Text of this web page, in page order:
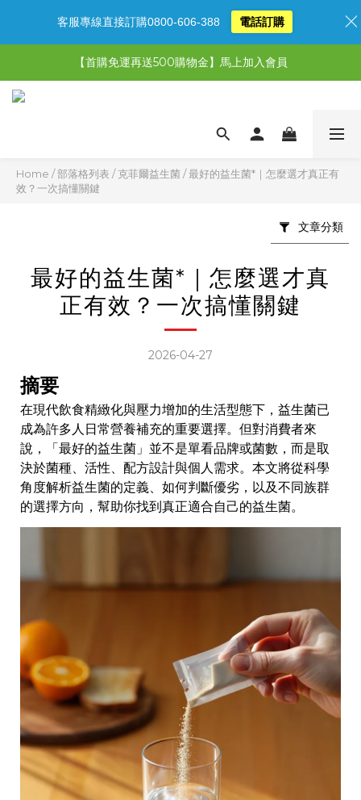
【限時特惠】全館滿1,000送500購物金！
【限時特惠】超值5選3，最高現省1,770元
【首購免運再送500購物金】馬上加入會員
Home /部落格列表 /克菲爾益生菌/最好的益生菌*｜怎麼選才真正有
效？一次搞懂關鍵
文章分類
最好的益生菌*｜怎麼選才真
正有效？一次搞懂關鍵
2026-04-27
摘要
在現代飲食精緻化與壓力增加的生活型態下，益生菌已
成為許多人日常營養補充的重要選擇。但對消費者來
說，「最好的益生菌」並不是單看品牌或菌數，而是取
決於菌種、活性、配方設計與個人需求。本文將從科學
角度解析益生菌的定義、如何判斷優劣，以及不同族群
的選擇方向，幫助你找到真正適合自己的益生菌。
客服專線直接訂購0800-606-388 電話訂購